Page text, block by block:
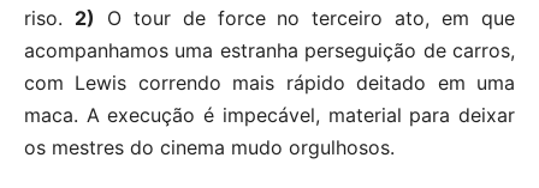
riso. 2) O tour de force no terceiro ato, em que
acompanhamos uma estranha perseguição de carros,
com Lewis correndo mais rápido deitado em uma
maca. A execução é impecável, material para deixar
os mestres do cinema mudo orgulhosos.